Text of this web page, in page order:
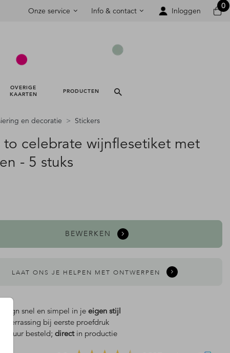
Onze service Info & contact Inloggen
0
OVERIGE
KAARTEN
PRODUCTEN
en decoratie Stickers
to celebrate wijnflesetiket met
- 5 stuks
BEWERKEN
LAAT ONS JE HELPEN MET ONTWERPEN
snel en simpel in je eigen stijl
verrassing bij eerste proefdruk
18 uur besteld; directin productie